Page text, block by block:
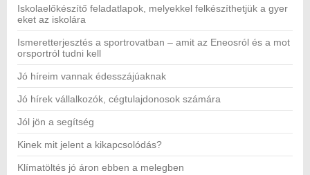
Iskolaelőkészítő feladatlapok, melyekkel felkészíthetjük a gyer
eket az iskolára
Ismeretterjesztés a sportrovatban – amit az Eneosról és a mot
orsportról tudni kell
Jó híreim vannak édesszájúaknak
Jó hírek vállalkozók, cégtulajdonosok számára
Jól jön a segítség
Kinek mit jelent a kikapcsolódás?
Klímatöltés jó áron ebben a melegben